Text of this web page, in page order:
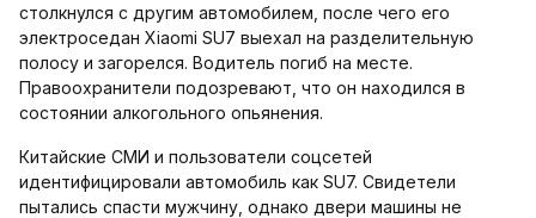
столкнулся с другим автомобилем, после чего его
электроседан Xiaomi SU7 выехал на разделительную
полосу и загорелся. Водитель погиб на месте.
Правоохранители подозревают, что он находился в
состоянии алкогольного опьянения.
Китайские СМИ и пользователи соцсетей
идентифицировали автомобиль как SU7. Свидетели
пытались спасти мужчину, однако двери машины не